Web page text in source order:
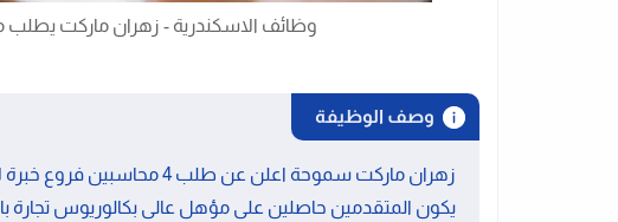
وظائف الاسكندرية - زهران ماركت
وصف الوظيفة
زهران ماركت سموحة اعلن عن
يكون المتقدمين حاصلين على مؤهل عالى بكالوريوس تجارة